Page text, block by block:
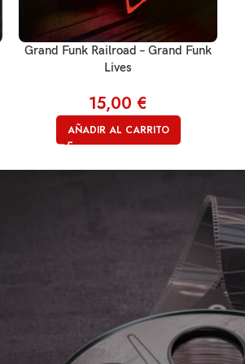
Grand Funk Railroad – Grand Funk
Lives
15,00 €
AÑADIR AL CARRITO